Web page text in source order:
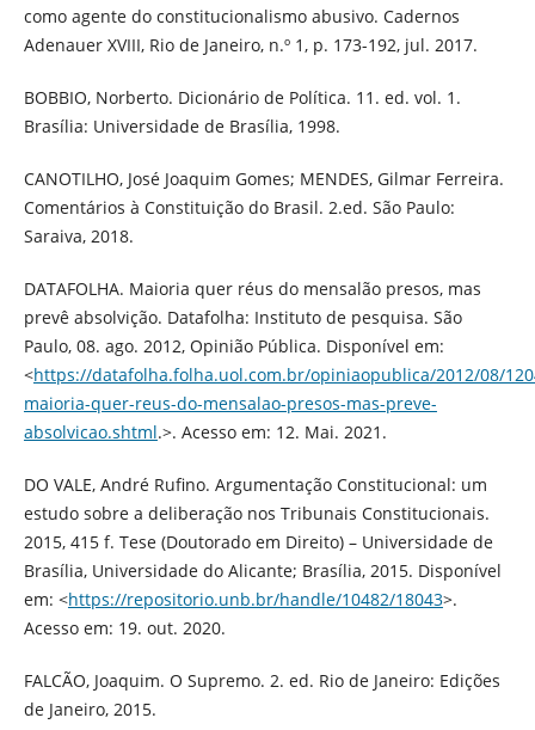
como agente do constitucionalismo abusivo. Cadernos
Adenauer XVIII, Rio de Janeiro, n.º 1, p. 173-192, jul. 2017.
BOBBIO, Norberto. Dicionário de Política. 11. ed. vol. 1.
Brasília: Universidade de Brasília, 1998.
CANOTILHO, José Joaquim Gomes; MENDES, Gilmar Ferreira.
Comentários à Constituição do Brasil. 2.ed. São Paulo:
Saraiva, 2018.
DATAFOLHA. Maioria quer réus do mensalão presos, mas
prevê absolvição. Datafolha: Instituto de pesquisa. São
Paulo, 08. ago. 2012, Opinião Pública. Disponível em:
<https://datafolha.folha.uol.com.br/opiniaopublica/2012/08/
maioria-quer-reus-do-mensalao-presos-mas-preve-
absolvicao.shtml.>. Acesso em: 12. Mai. 2021.
DO VALE, André Rufino. Argumentação Constitucional: um
estudo sobre a deliberação nos Tribunais Constitucionais.
2015, 415 f. Tese (Doutorado em Direito) – Universidade de
Brasília, Universidade do Alicante; Brasília, 2015. Disponível
em: <https://repositorio.unb.br/handle/10482/18043>.
Acesso em: 19. out. 2020.
FALCÃO, Joaquim. O Supremo. 2. ed. Rio de Janeiro: Edições
de Janeiro, 2015.